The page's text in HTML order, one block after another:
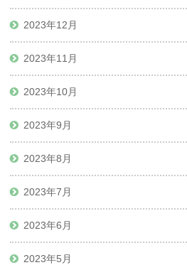
2023年12月
2023年11月
2023年10月
2023年9月
2023年8月
2023年7月
2023年6月
2023年5月